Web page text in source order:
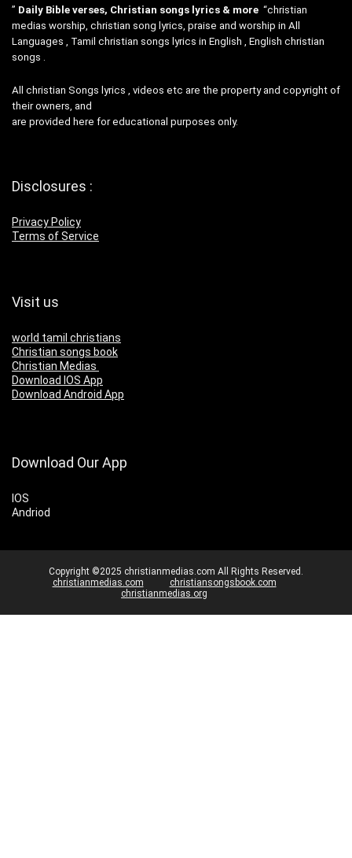
” Daily Bible verses, Christian songs lyrics & more “christian
medias worship, christian song lyrics, praise and worship in All
Languages , Tamil christian songs lyrics in English , English christian
songs .
All christian Songs lyrics , videos etc are the property and copyright of
their owners, and
are provided here for educational purposes only.
Disclosures :
Privacy Policy
Terms of Service
Visit us
world tamil christians
Christian songs book
Christian Medias
Download IOS App
Download Android App
Download Our App
IOS
Andriod
Copyright ©2025 christianmedias.com All Rights Reserved.
christianmedias.com
christiansongsbook.com
christianmedias.org